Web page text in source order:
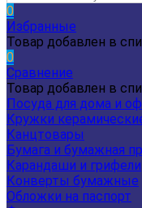
0
Избранные
Товар добавлен в
0
Сравнение
Товар добавлен в
Посуда для дома и
Кружки
Канцтовары
Бумага и бумажная
Карандаши и грифели
Конверты бумажные
Обложки на паспорт